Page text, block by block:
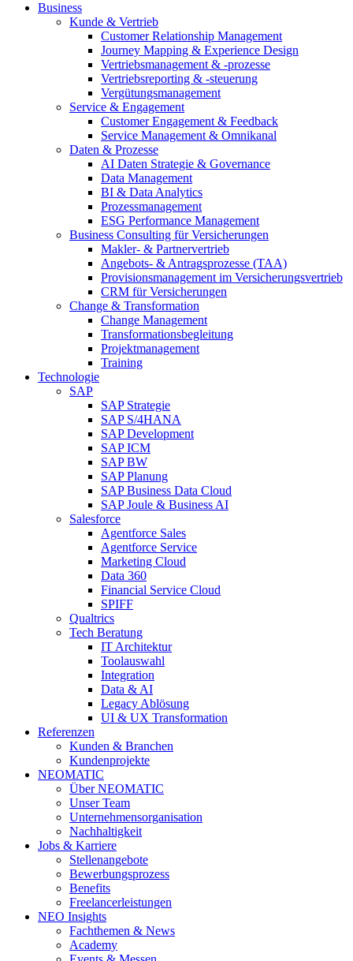
Business
Kunde & Vertrieb
Customer Relationship Management
Journey Mapping & Experience Design
Vertriebsmanagement & -prozesse
Vertriebsreporting & -steuerung
Vergütungsmanagement
Service & Engagement
Customer Engagement & Feedback
Service Management & Omnikanal
Daten & Prozesse
AI Daten Strategie & Governance
Data Management
BI & Data Analytics
Prozessmanagement
ESG Performance Management
Business Consulting für Versicherungen
Makler- & Partnervertrieb
Angebots- & Antragsprozesse (TAA)
Provisionsmanagement im Versicherungsvertrieb
CRM für Versicherungen
Change & Transformation
Change Management
Transformationsbegleitung
Projektmanagement
Training
Technologie
SAP
SAP Strategie
SAP S/4HANA
SAP Development
SAP ICM
SAP BW
SAP Planung
SAP Business Data Cloud
SAP Joule & Business AI
Salesforce
Agentforce Sales
Agentforce Service
Marketing Cloud
Data 360
Financial Service Cloud
SPIFF
Qualtrics
Tech Beratung
IT Architektur
Toolauswahl
Integration
Data & AI
Legacy Ablösung
UI & UX Transformation
Referenzen
Kunden & Branchen
Kundenprojekte
NEOMATIC
Über NEOMATIC
Unser Team
Unternehmensorganisation
Nachhaltigkeit
Jobs & Karriere
Stellenangebote
Bewerbungsprozess
Benefits
Freelancerleistungen
NEO Insights
Fachthemen & News
Academy